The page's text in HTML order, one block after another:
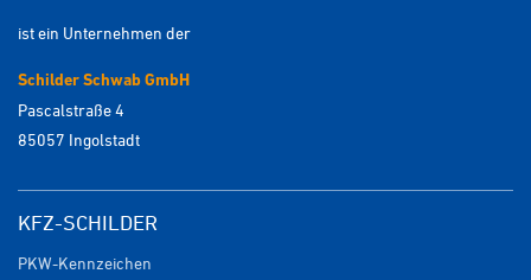
ist ein Unternehmen der
Schilder Schwab GmbH
Pascalstraße 4
85057 Ingolstadt
KFZ-SCHILDER
PKW-Kennzeichen